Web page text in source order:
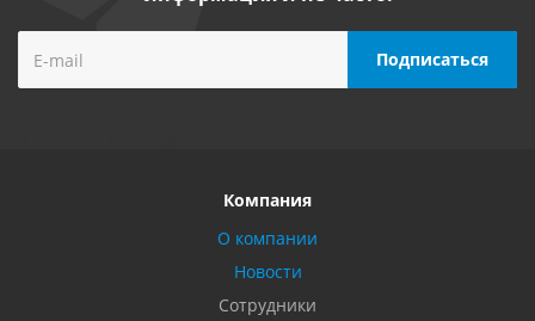
Компания
О компании
Новости
Сотрудники